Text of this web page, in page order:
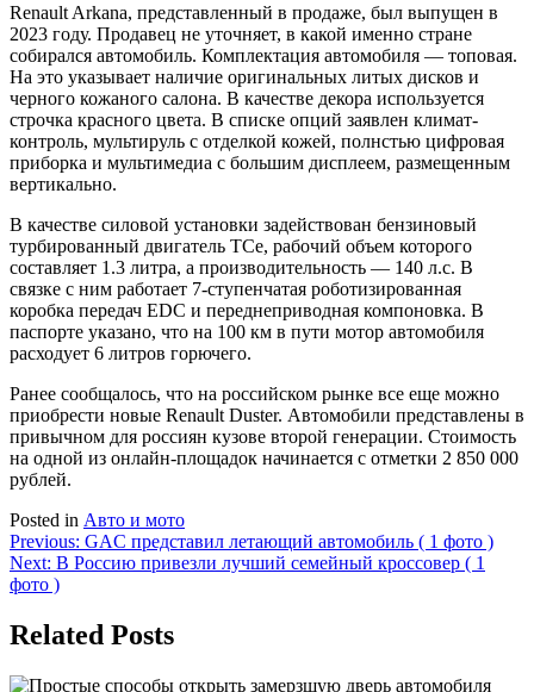
Renault Arkana, представленный в продаже, был выпущен в
2023 году. Продавец не уточняет, в какой именно стране
собирался автомобиль. Комплектация автомобиля — топовая.
На это указывает наличие оригинальных литых дисков и
черного кожаного салона. В качестве декора используется
строчка красного цвета. В списке опций заявлен климат-
контроль, мультируль с отделкой кожей, полнстью цифровая
приборка и мультимедиа с большим дисплеем, размещенным
вертикально.
В качестве силовой установки задействован бензиновый
турбированный двигатель TCe, рабочий объем которого
составляет 1.3 литра, а производительность — 140 л.с. В
связке с ним работает 7-ступенчатая роботизированная
коробка передач EDC и переднеприводная компоновка. В
паспорте указано, что на 100 км в пути мотор автомобиля
расходует 6 литров горючего.
Ранее сообщалось, что на российском рынке все еще можно
приобрести новые Renault Duster. Автомобили представлены в
привычном для россиян кузове второй генерации. Стоимость
на одной из онлайн-площадок начинается с отметки 2 850 000
рублей.
Posted in Авто и мото
Навигация
по
Previous: GAC представил летающий автомобиль ( 1 фото )
Next: В Россию привезли лучший семейный кроссовер ( 1
фото )
Related Posts